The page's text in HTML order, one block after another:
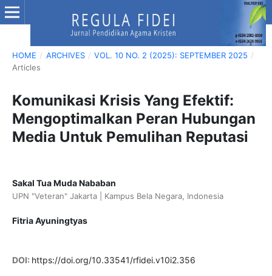
HOME / ARCHIVES / VOL. 10 NO. 2 (2025): SEPTEMBER 2025 /
Articles
Komunikasi Krisis Yang Efektif:
Mengoptimalkan Peran Hubungan
Media Untuk Pemulihan Reputasi
Sakal Tua Muda Nababan
UPN "Veteran" Jakarta | Kampus Bela Negara, Indonesia
Fitria Ayuningtyas
DOI: https://doi.org/10.33541/rfidei.v10i2.356